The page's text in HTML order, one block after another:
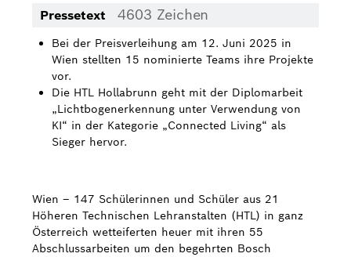
Fotos
Videos
Über uns
Bosch in Österreich
Kontakt
Pressetext 4603 Zeichen
Bei der Preisverleihung am 12. Juni 2025 in
Wien stellten 15 nominierte Teams ihre Projekte
vor.
Die HTL Hollabrunn geht mit der Diplomarbeit
„Lichtbogenerkennung unter Verwendung von
KI“ in der Kategorie „Connected Living“ als
Sieger hervor.
Wien – 147 Schülerinnen und Schüler aus 21
Höheren Technischen Lehranstalten (HTL) in ganz
Österreich wetteiferten heuer mit ihren 55
Abschlussarbeiten um den begehrten Bosch